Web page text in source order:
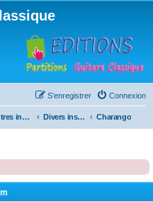
Connexion
S’enregistrer
Autres instruments à cordes pincées, ou styles Divers instruments Charango